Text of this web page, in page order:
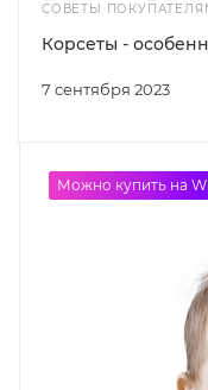
СОВЕТЫ
7 сентября 2023
Корсеты -
Можно купить на